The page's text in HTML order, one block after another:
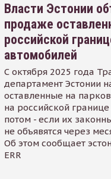
Власти Эстонии
продаже
российской
автомобилей
С октября 2025 года
департамент Эстонии
оставленные на
на российской
потом - если их
не объявятся через
Об этом сообщает
ERR